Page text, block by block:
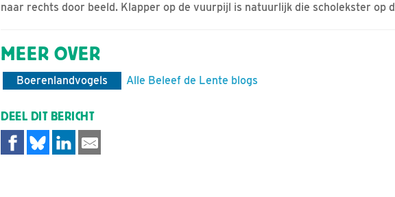
naar rechts door beeld. Klapper op de vuurpijl is natuurlijk die scholekster op
MEER OVER
Boerenlandvogels Alle Beleef de Lente blogs
DEEL DIT BERICHT